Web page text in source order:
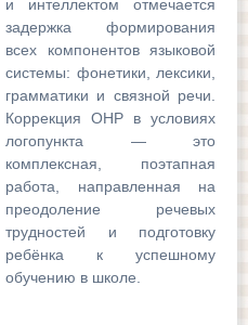
и интеллектом отмечается
задержка формирования
всех компонентов языковой
системы: фонетики, лексики,
грамматики и связной речи.
Коррекция ОНР в условиях
логопункта — это
комплексная, поэтапная
работа, направленная на
преодоление речевых
трудностей и подготовку
ребёнка к успешному
обучению в школе.